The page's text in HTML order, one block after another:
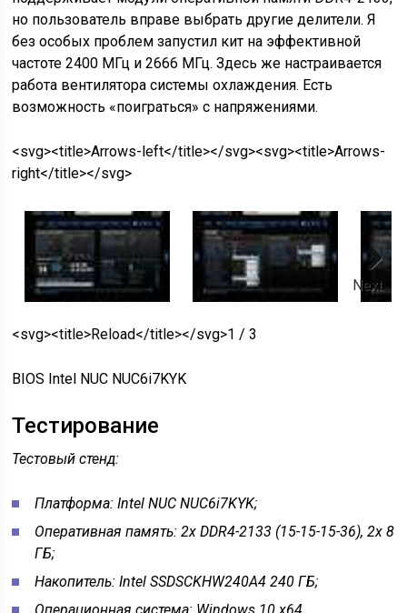
но пользователь вправе выбрать другие делители. Я
без особых проблем запустил кит на эффективной
частоте 2400 МГц и 2666 МГц. Здесь же настраивается
работа вентилятора системы охлаждения. Есть
возможность «поиграться» с напряжениями.
<svg><title>Arrows-left</title></svg><svg><title>Arrows-
right</title></svg>
Next
<svg><title>Reload</title></svg>1 / 3
BIOS Intel NUC NUC6i7KYK
Тестирование
Тестовый стенд:
Платформа: Intel NUC NUC6i7KYK;
Оперативная память: 2x DDR4-2133 (15-15-15-36), 2x 8
ГБ;
Накопитель: Intel SSDSCKHW240A4 240 ГБ;